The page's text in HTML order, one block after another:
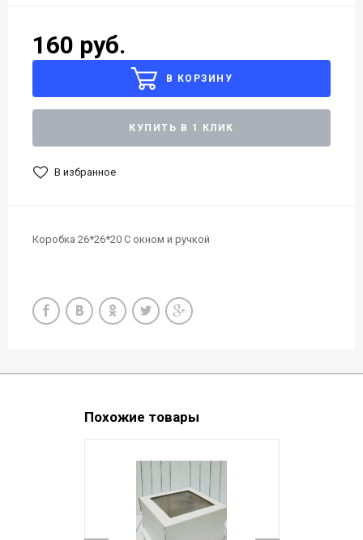
160 руб.
В КОРЗИНУ
КУПИТЬ В 1 КЛИК
В избранное
Коробка 26*26*20 С окном и ручкой
Похожие товары